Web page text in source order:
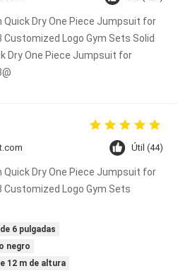
Quick Dry One Piece Jumpsuit for
Customized Logo Gym Sets Solid
Dry One Piece Jumpsuit for
Útil (44)
Quick Dry One Piece Jumpsuit for
Customized Logo Gym Sets
6 pulgadas
negro
12 m de altura